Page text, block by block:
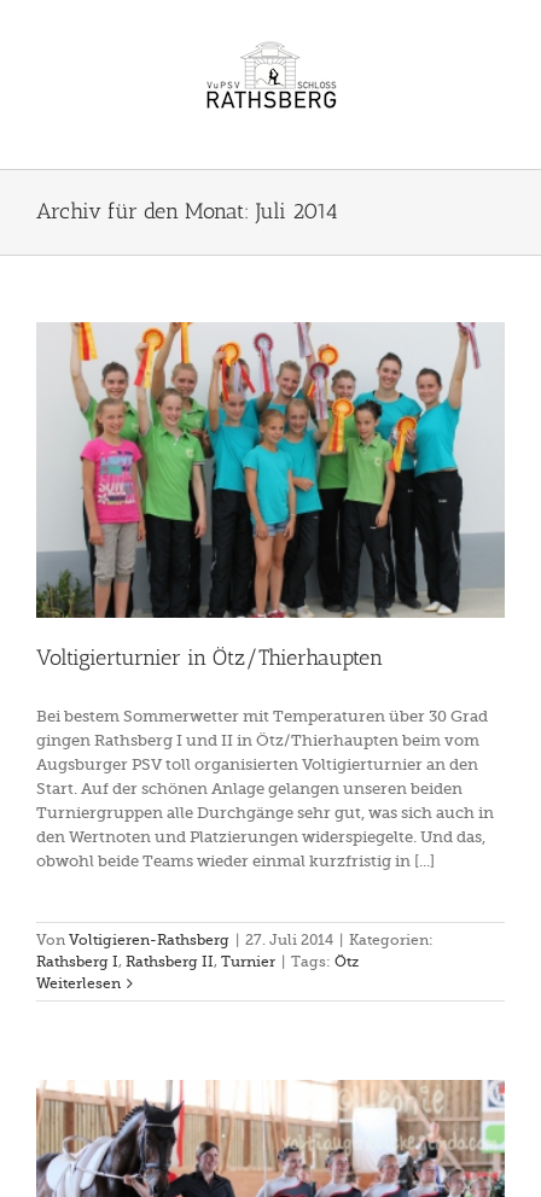
Archiv für den Monat: Juli 2014
Voltigierturnier in Ötz/Thierhaupten
Bei bestem Sommerwetter mit Temperaturen über 30 Grad
gingen Rathsberg I und II in Ötz/Thierhaupten beim vom
Augsburger PSV toll organisierten Voltigierturnier an den
Start. Auf der schönen Anlage gelangen unseren beiden
Turniergruppen alle Durchgänge sehr gut, was sich auch in
den Wertnoten und Platzierungen widerspiegelte. Und das,
obwohl beide Teams wieder einmal kurzfristig in [...]
Von Voltigieren-Rathsberg 27. Juli 2014
Kategorien:
Rathsberg I, Rathsberg II, Turnier Tags: Ötz
Weiterlesen